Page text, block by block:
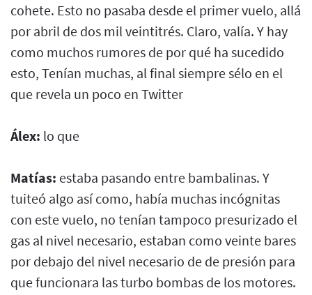
cohete. Esto no pasaba desde el primer vuelo, allá
por abril de dos mil veintitrés. Claro, valía. Y hay
como muchos rumores de por qué ha sucedido
esto, Tenían muchas, al final siempre sélo en el
que revela un poco en Twitter
Álex: lo que
Matías: estaba pasando entre bambalinas. Y
tuiteó algo así como, había muchas incógnitas
con este vuelo, no tenían tampoco presurizado el
gas al nivel necesario, estaban como veinte bares
por debajo del nivel necesario de de presión para
que funcionara las turbo bombas de los motores.